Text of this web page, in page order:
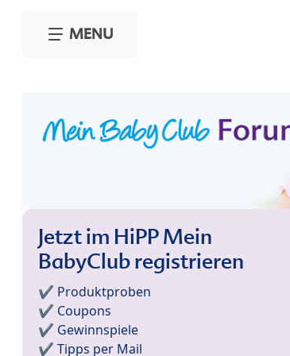
MENU
Jetzt im HiPP Mein
BabyClub registrieren
✔️ Produktproben
✔️ Coupons
✔️ Gewinnspiele
✔️ Tipps per Mail